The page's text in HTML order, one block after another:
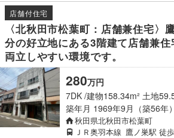
店舗付住宅
〈北秋田市松葉町：店舗兼住宅〉
分の好立地にある3階建て店舗兼
両立しやすい環境です。
7DK 建物158.34m² 土地
築年月 1969年9月（築56年）
秋田県北秋田市松葉町
ＪＲ奥羽本線 鷹ノ巣駅 徒
280万円